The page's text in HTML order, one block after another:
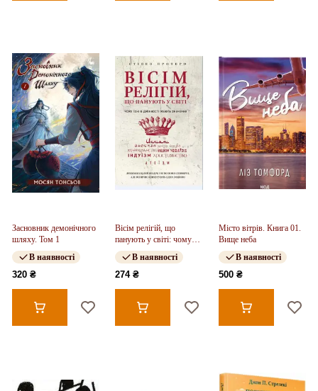
Засновник демонічного
шляху. Том 1
В наявності
320 ₴
Вісім релігій, що
панують у світі: чому
їхні відмінності мають
значенняВ наявності
274 ₴
Місто вітрів. Книга 01.
Вище неба
В наявності
500 ₴